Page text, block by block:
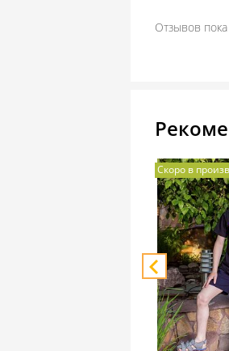
Отзывов
Скоро в